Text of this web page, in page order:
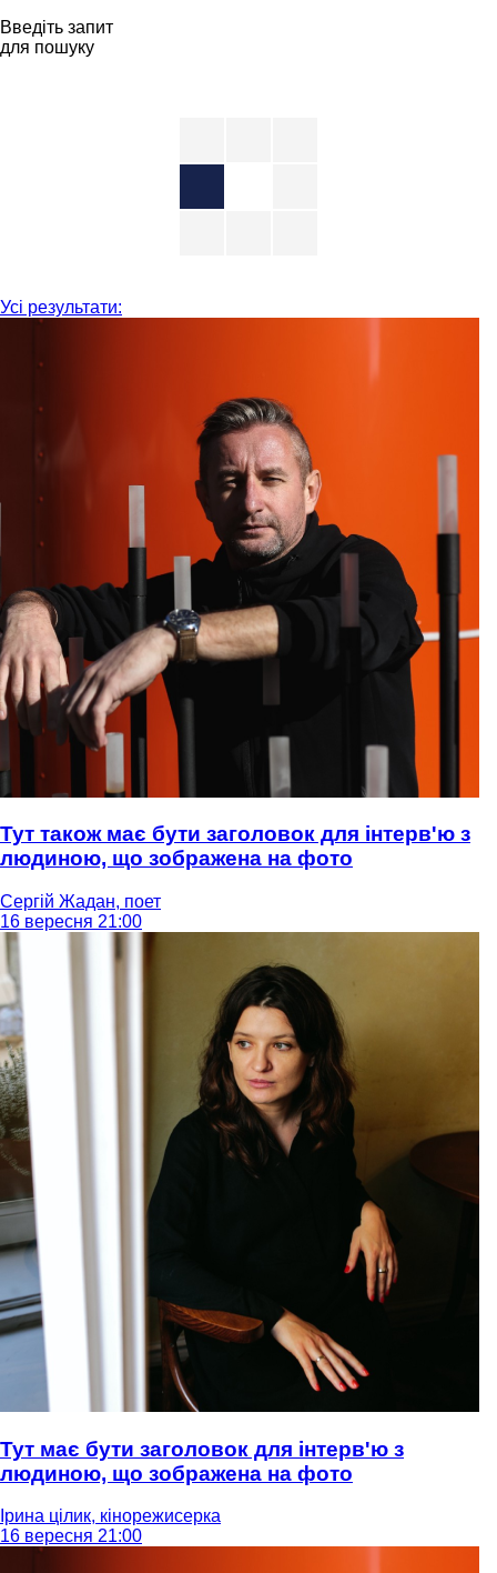
Введіть запит
для пошуку
Усі результати:
Тут також має бути заголовок для інтерв'ю з
людиною, що зображена на фото
Сергій Жадан, поет
16 вересня 21:00
Тут має бути заголовок для інтерв'ю з
людиною, що зображена на фото
Ірина цілик, кінорежисерка
16 вересня 21:00